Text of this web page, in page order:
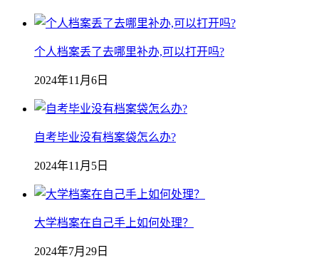
个人档案丢了去哪里补办,可以打开吗?
2024年11月6日
自考毕业没有档案袋怎么办?
2024年11月5日
大学档案在自己手上如何处理？
2024年7月29日